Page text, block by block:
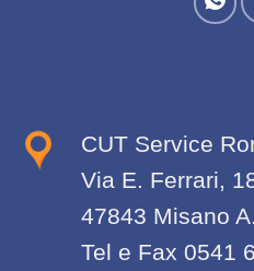
CUT Service
Via E. Ferrari,
47843 Misano
Tel e Fax 0541